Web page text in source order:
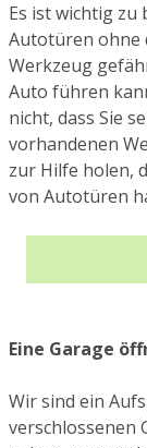
Es ist wichtig zu
Autotüren ohne
Werkzeug
Auto führen
nicht, dass Sie
vorhandenen
zur Hilfe holen,
von Autotüren
Eine Garage
Wir sind ein
verschlossenen